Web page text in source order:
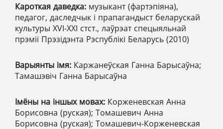
Кароткая даведка: музыкант (фартэпіяна),
педагог, даследчык і прапагандыст беларускай
культуры XVI-XXI стст., лаўрэат спецыяльнай
прэміі Прэзідэнта Рэспублікі Беларусь (2010)
Варыянты імя: Каржанеўская Ганна Барысаўна;
Тамашэвіч Ганна Барысаўна
Імёны на іншых мовах: Корженевская Анна
Борисовна (руская); Томашевич Анна
Борисовна (руская); Томашевич-Корженевская